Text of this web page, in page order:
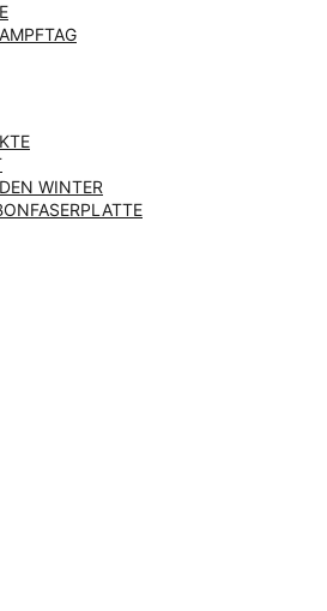
WINTER